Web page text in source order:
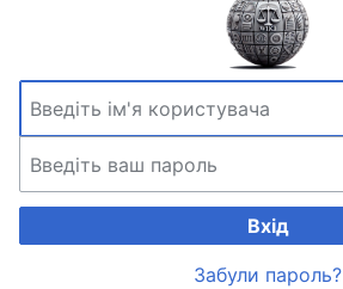
Вхід
Забули пароль?